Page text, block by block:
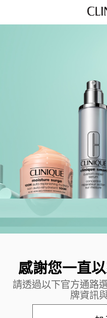
感謝您一直
請透過以下官方通路
牌資訊